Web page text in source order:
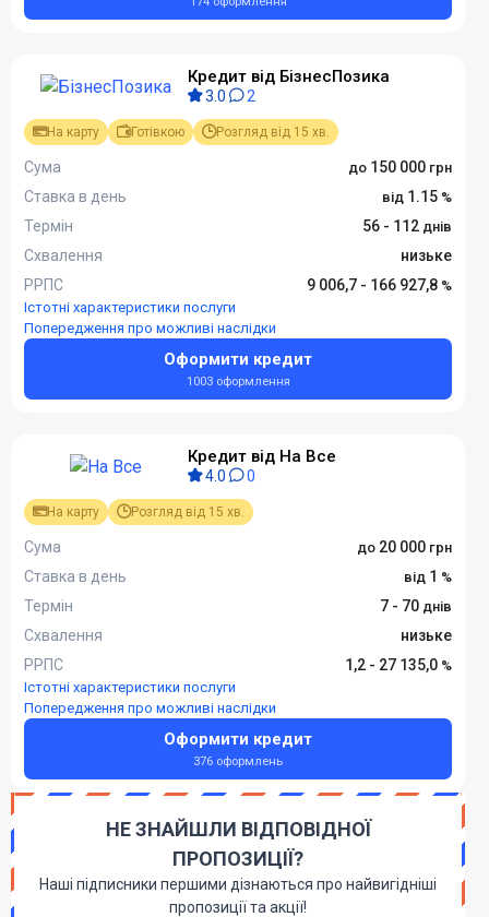
Кредит від БізнесПозика
3.0 2
На карту Готівкою Розгляд від 15 хв.
Сума
150 000
Ставка в день
1.15
Термін
56 - 112
Схвалення
низьке
РРПС
9 006,7 - 166 927,8
Істотні характеристики послуги
Попередження про можливі наслідки
Оформити кредит
1003 оформлення
Кредит від На Все
4.0 0
На карту Розгляд від 15 хв.
Сума
20 000
Ставка в день
1
Термін
7 - 70
Схвалення
низьке
РРПС
1,2 - 27 135,0
Істотні характеристики послуги
Попередження про можливі наслідки
Оформити кредит
376 оформлень
НЕ ЗНАЙШЛИ ВІДПОВІДНОЇ
ПРОПОЗИЦІЇ?
Наші підписники першими дізнаються про найвигідніші
пропозиції та акції!